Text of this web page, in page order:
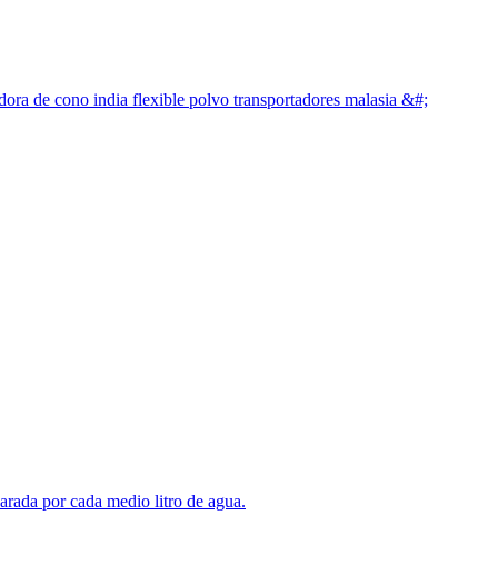
de cono india flexible polvo transportadores malasia &#;
por cada medio litro de agua.